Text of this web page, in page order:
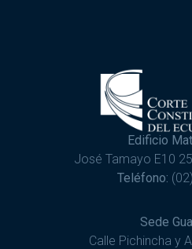
Edificio
José Tamayo E10
Teléfono:
Sede
Calle Pichincha y